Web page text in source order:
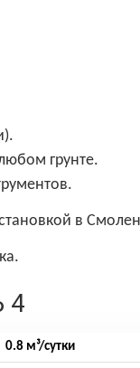
грунте.
в
4
0.8 м³/сутки